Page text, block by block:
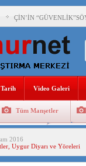
ÇİN’İN
ANAHTAR PARTİ
ÇİN’İN DOĞU
150 YILDIR
ÇİN’İN UYGUR
Tarih Video Galeri
Tüm Manşetler
ve Cenaze
2016
, Uygur Diyarı ve Yöreleri